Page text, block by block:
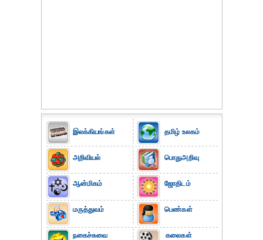
இலக்கியங்கள்
அறிவியல்
ஆன்மிகம்
மருத்துவம்
நகைச்சுவை
தமிழ் உலகம்
பொதுஅறிவு
ஜோதிடம்
பெண்கள்
கலைகள்